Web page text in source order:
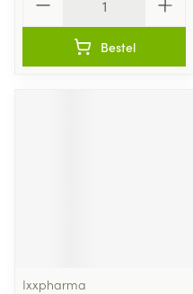
Bestel
Ixxpharma